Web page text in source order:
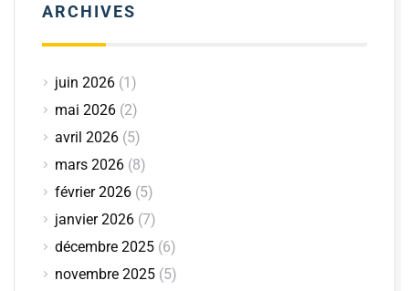
ARCHIVES
juin 2026 (1)
mai 2026 (2)
avril 2026 (5)
mars 2026 (8)
février 2026 (5)
janvier 2026 (7)
décembre 2025 (6)
novembre 2025 (5)